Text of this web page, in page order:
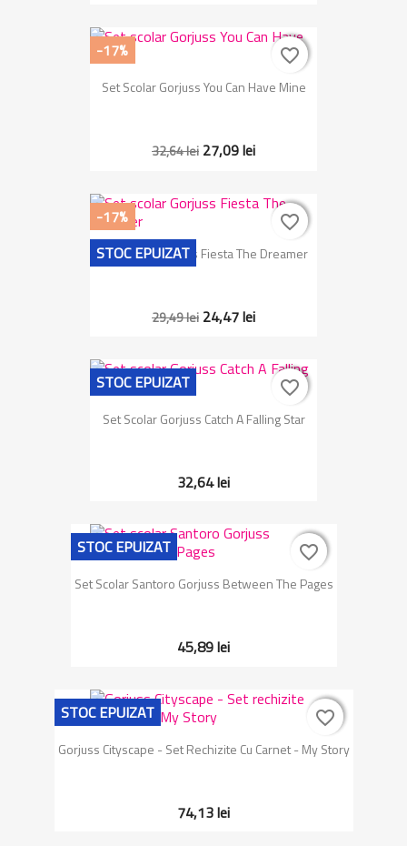
Set Scolar Gorjuss You Can Have Mine
32,64 lei 27,09 lei
-17% favorite_border
favorite_border
Set Scolar Gorjuss Fiesta The Dreamer
29,49 lei 24,47 lei
-17%
STOC EPUIZAT
favorite_border
favorite_border
Set Scolar Gorjuss Catch A Falling Star
32,64 lei
STOC EPUIZAT favorite_border
favorite_border
Set Scolar Santoro Gorjuss Between The Pages
45,89 lei
STOC EPUIZAT favorite_border
favorite_border
Gorjuss Cityscape - Set Rechizite Cu Carnet - My Story
74,13 lei
STOC EPUIZAT favorite_border
favorite_border